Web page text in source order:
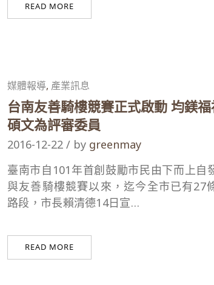
READ MORE
媒體報導, 產業訊息
台南友善騎樓競賽正式啟動 均鎂
碩文為評審委員
2016-12-22 / by greenmay
臺南市自101年首創鼓勵市民由下而上自
與友善騎樓競賽以來，迄今全市已有27
路段，市長賴清德14日宣…
READ MORE